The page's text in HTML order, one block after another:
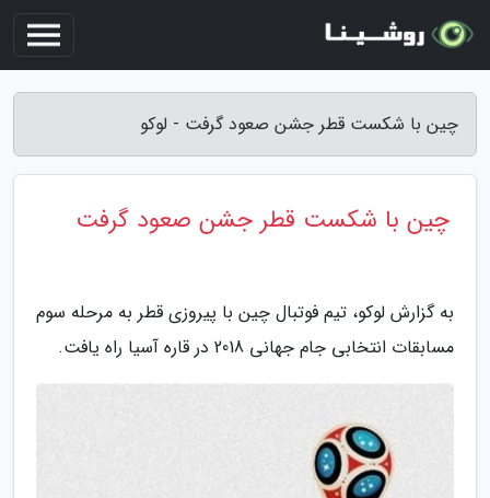
چین با شکست قطر جشن صعود گرفت - لوکو
چین با شکست قطر جشن صعود گرفت
به گزارش لوکو، تیم فوتبال چین با پیروزی قطر به مرحله سوم
مسابقات انتخابی جام جهانی 2018 در قاره آسیا راه یافت.